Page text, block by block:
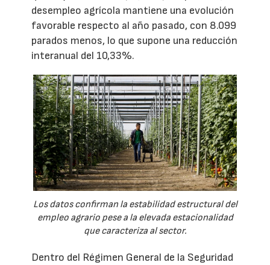
desempleo agrícola mantiene una evolución
favorable respecto al año pasado, con 8.099
parados menos, lo que supone una reducción
interanual del 10,33%.
Los datos confirman la estabilidad estructural del
empleo agrario pese a la elevada estacionalidad
que caracteriza al sector.
Dentro del Régimen General de la Seguridad